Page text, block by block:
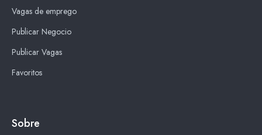
Vagas de emprego
Publicar Negocio
Publicar Vagas
Favoritos
Sobre